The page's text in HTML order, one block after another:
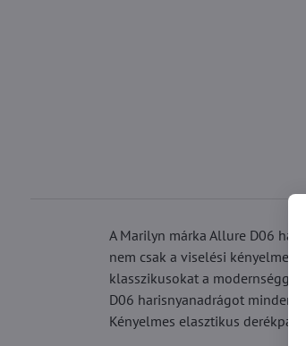
A Marilyn márka Allure D06
nem csak a viselési
klasszikusokat a
D06 harisnyanadrágot minden
Kényelmes elasztikus